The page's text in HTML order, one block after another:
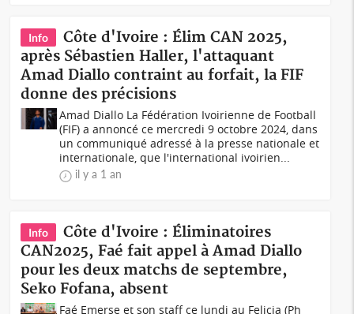
Info
Côte d'Ivoire : Élim CAN 2025,
après Sébastien Haller, l'attaquant
Amad Diallo contraint au forfait, la FIF
donne des précisions
Amad Diallo La Fédération Ivoirienne de Football
(FIF) a annoncé ce mercredi 9 octobre 2024, dans
un communiqué adressé à la presse nationale et
internationale, que l'international ivoirien...
il y a 1 an
Info
Côte d'Ivoire : Éliminatoires
CAN2025, Faé fait appel à Amad Diallo
pour les deux matchs de septembre,
Seko Fofana, absent
Faé Emerse et son staff ce lundi au Felicia (Ph